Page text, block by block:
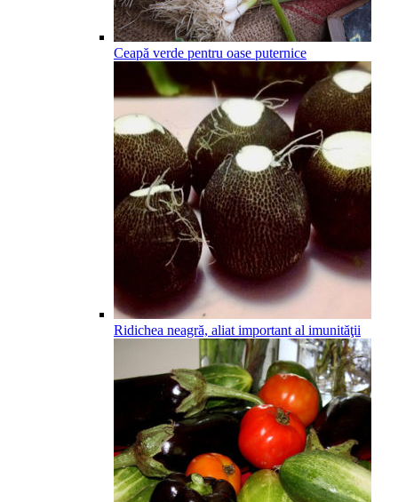
Ceapă verde pentru oase puternice
Ridichea neagră, aliat important al imunităţii